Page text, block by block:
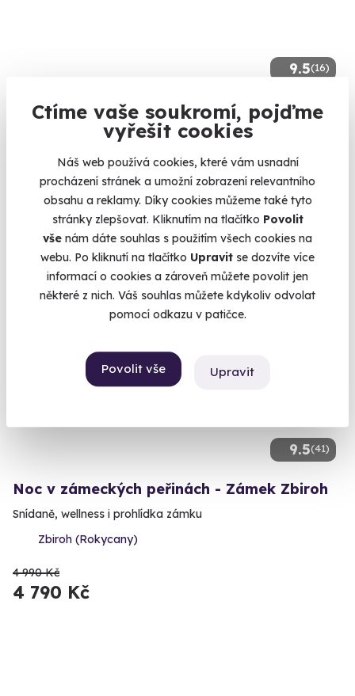
Ctíme vaše soukromí, pojďme
vyřešit cookies
Náš web používá cookies, které vám usnadní
procházení stránek a umožní zobrazení relevantního
obsahu a reklamy. Díky cookies můžeme také tyto
stránky zlepšovat. Kliknutím na tlačítko Povolit
vše nám dáte souhlas s použitím všech cookies na
webu. Po kliknutí na tlačítko Upravit se dozvíte více
informací o cookies a zároveň můžete povolit jen
některé z nich. Váš souhlas můžete kdykoliv odvolat
pomocí odkazu v patičce.
Povolit vše Upravit
9.5(16)
Wellness pobyt s polopenzí na karlovarské
Karlovy Vary, víkend
(+ 1 další lokalita)
5 900 Kč
9.5(41)
Noc v zámeckých peřinách - Zámek Zbiroh
Snídaně, wellness i prohlídka zámku
Zbiroh (Rokycany)
4 990 Kč
4 790 Kč